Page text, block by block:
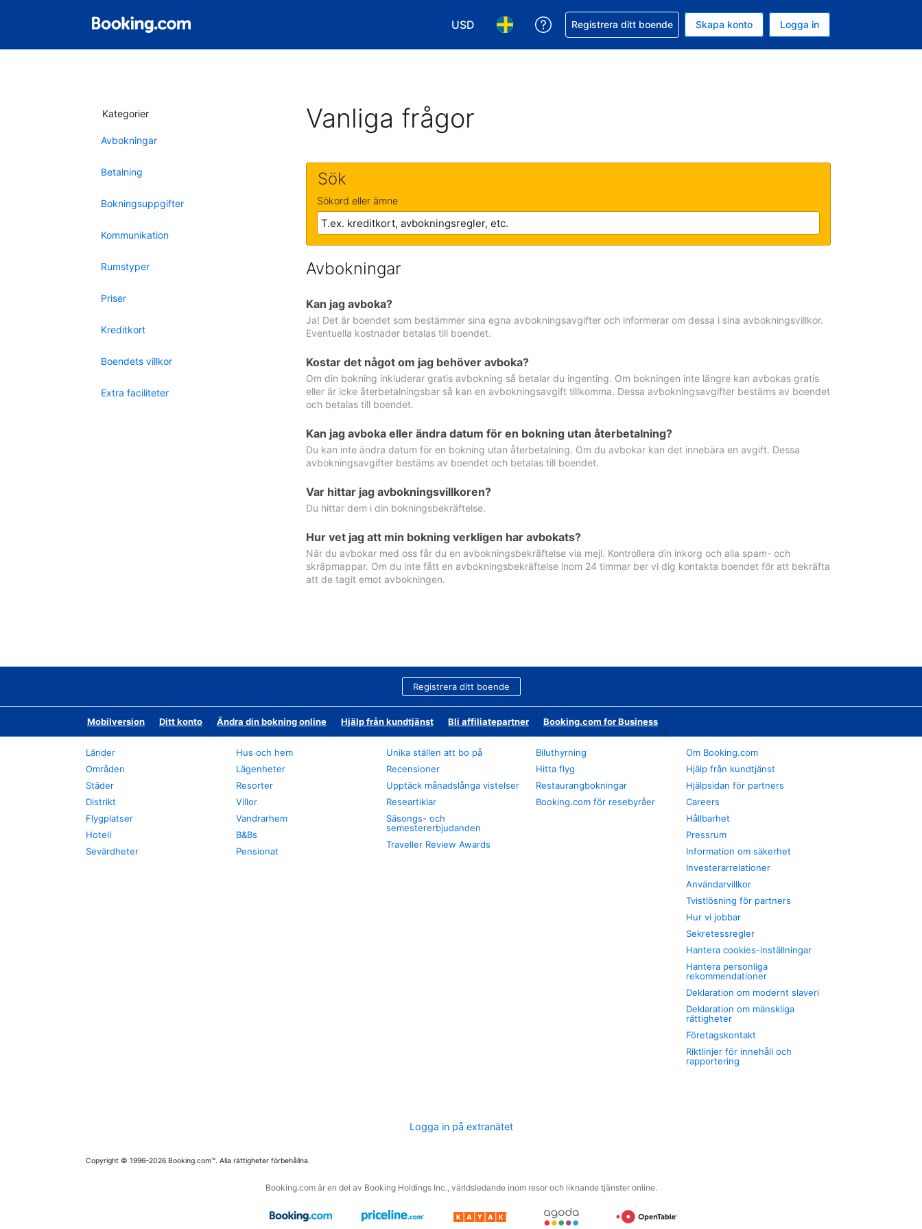
USD
Välj valuta. Din nuvarande valuta är Amerikanska dollar
Välj språk. Ditt nuvarande språk är Svenska
Få hjälp med din bokning
Registrera ditt boende Skapa konto Logga in
Kategorier
Avbokningar
Betalning
Bokningsuppgifter
Kommunikation
Rumstyper
Priser
Kreditkort
Boendets villkor
Extra faciliteter
Vanliga frågor
Sök
Sökord eller ämne
Avbokningar
Kan jag avboka?
Ja! Det är boendet som bestämmer sina egna avbokningsavgifter och informerar om dessa i sina avbokningsvillkor.
Eventuella kostnader betalas till boendet.
Kostar det något om jag behöver avboka?
Om din bokning inkluderar gratis avbokning så betalar du ingenting. Om bokningen inte längre kan avbokas gratis
eller är icke återbetalningsbar så kan en avbokningsavgift tillkomma. Dessa avbokningsavgifter bestäms av boendet
och betalas till boendet.
Kan jag avboka eller ändra datum för en bokning utan återbetalning?
Du kan inte ändra datum för en bokning utan återbetalning. Om du avbokar kan det innebära en avgift. Dessa
avbokningsavgifter bestäms av boendet och betalas till boendet.
Var hittar jag avbokningsvillkoren?
Du hittar dem i din bokningsbekräftelse.
Hur vet jag att min bokning verkligen har avbokats?
När du avbokar med oss får du en avbokningsbekräftelse via mejl. Kontrollera din inkorg och alla spam- och
skräpmappar. Om du inte fått en avbokningsbekräftelse inom 24 timmar ber vi dig kontakta boendet för att bekräfta
att de tagit emot avbokningen.
Registrera ditt boende
Mobilversion Ditt konto Ändra din bokning online Hjälp från kundtjänst Bli affiliatepartner Booking.com for Business
Länder
Områden
Städer
Distrikt
Flygplatser
Hotell
Sevärdheter
Hus och hem
Lägenheter
Resorter
Villor
Vandrarhem
B&Bs
Pensionat
Unika ställen att bo på
Recensioner
Upptäck månadslånga vistelser
Researtiklar
Säsongs- och
semestererbjudanden
Traveller Review Awards
Biluthyrning
Hitta flyg
Restaurangbokningar
Booking.com för resebyråer
Om Booking.com
Hjälp från kundtjänst
Hjälpsidan för partners
Careers
Hållbarhet
Pressrum
Information om säkerhet
Investerarrelationer
Användarvillkor
Tvistlösning för partners
Hur vi jobbar
Sekretessregler
Hantera cookies-inställningar
Hantera personliga
rekommendationer
Deklaration om modernt slaveri
Deklaration om mänskliga
rättigheter
Företagskontakt
Riktlinjer för innehåll och
rapportering
Logga in på extranätet
Copyright © 1996–2026 Booking.com™. Alla rättigheter förbehållna.
Booking.com är en del av Booking Holdings Inc., världsledande inom resor och liknande tjänster online.